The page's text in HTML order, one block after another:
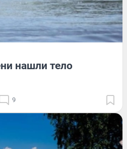
нашли тело
9